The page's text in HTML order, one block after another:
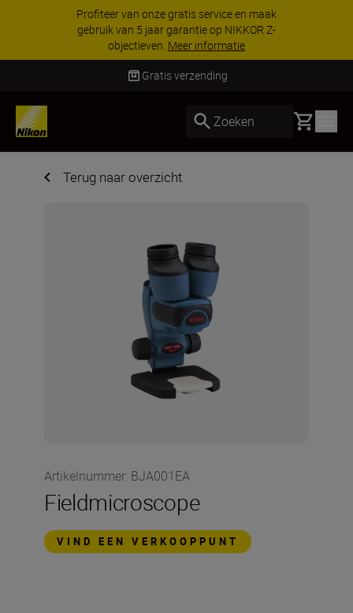
Profiteer van onze gratis service en maak
gebruik van 5 jaar garantie op NIKKOR Z-
objectieven. Meer informatie
Gratis verzending
Zoeken Basket
Terug naar overzicht
Artikelnummer: BJA001EA
Fieldmicroscope
VIND EEN VERKOOPPUNT